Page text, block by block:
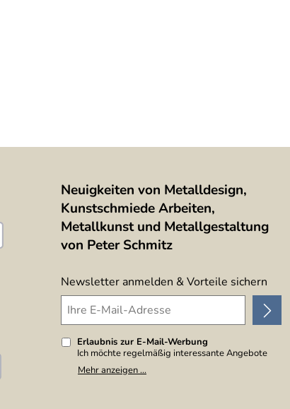
Neuigkeiten von Metalldesign,
Kunstschmiede Arbeiten,
Metallkunst und Metallgestaltung
von Peter Schmitz
Newsletter anmelden & Vorteile sichern
Erlaubnis zur E-Mail-Werbung
Ich möchte regelmäßig interessante Angebote
per E-Mail erhalten. Meine E-Mail-Adresse wird
nicht an andere Unternehmen weitergegeben. Zu
Mehr anzeigen ...